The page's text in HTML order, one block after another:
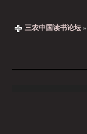
三农中国读书论坛 »